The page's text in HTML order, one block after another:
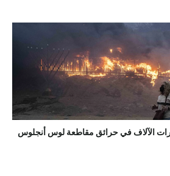
الآلاف في حرائق مقاطعة لوس أنجلوس